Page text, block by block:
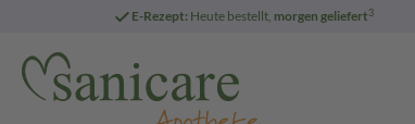
E-Rezept: Heute bestellt, morgen geliefert3